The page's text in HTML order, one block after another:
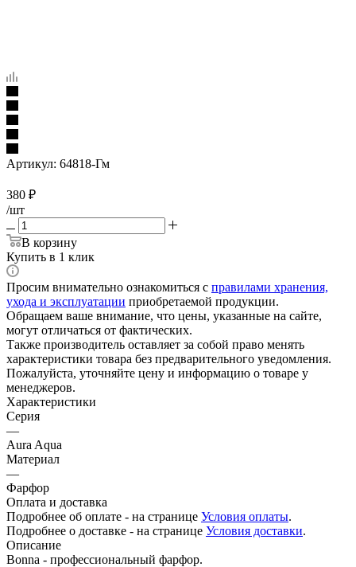
Артикул: 64818-Гм
380 ₽
/шт
В корзину
Купить в 1 клик
Просим внимательно ознакомиться с правилами хранения,
ухода и эксплуатации приобретаемой продукции.
Обращаем ваше внимание, что цены, указанные на сайте,
могут отличаться от фактических.
Также производитель оставляет за собой право менять
характеристики товара без предварительного уведомления.
Пожалуйста, уточняйте цену и информацию о товаре у
менеджеров.
Характеристики
Серия
—
Aura Aqua
Материал
—
Фарфор
Оплата и доставка
Подробнее об оплате - на странице Условия оплаты.
Подробнее о доставке - на странице Условия доставки.
Описание
Bonna - профессиональный фарфор.